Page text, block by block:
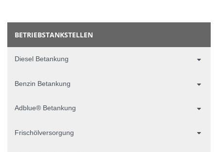
BETRIEBSTANKSTELLEN
Diesel Betankung
Benzin Betankung
Adblue® Betankung
Frischölversorgung